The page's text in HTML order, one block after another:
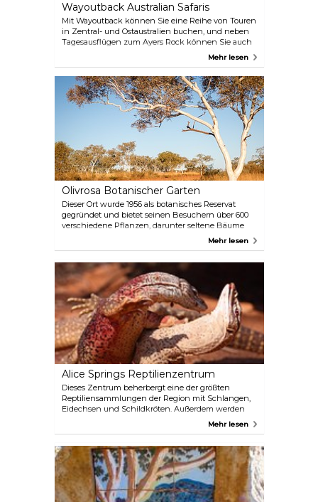
Wayoutback Australian Safaris
Mit Wayoutback können Sie eine Reihe von Touren
in Zentral- und Ostaustralien buchen, und neben
Tagesausflügen zum Ayers Rock können Sie auch
3-7-tägige Touren in verschiedene Regionen mit
Sightseeing bis hin zu Abenteuerwanderungen
buchen. Wählen Sie aus dem breiten Angebot Ihre
persönliche Reise durch Australien, und erleben Sie
dieses interessante Land von seiner schönsten
Mehr lesen
Olivrosa Botanischer Garten
Dieser Ort wurde 1956 als botanisches Reservat
gegründet und bietet seinen Besuchern über 600
verschiedene Pflanzen, darunter seltene Bäume
und Blumen aus der ganzen Region. Genießen Sie
in der Nähe aus, nachdem Sie die faszinierende
australische Natur, Flora und Fauna entdeckt
haben.
Mehr lesen
Alice Springs Reptilienzentrum
Dieses Zentrum beherbergt eine der größten
Reptiliensammlungen der Region mit Schlangen,
Eidechsen und Schildkröten. Außerdem werden
erstaunliche und lehrreiche Krokodil- und
Kreaturen ermöglichen. Der Park ist für alle
Altersgruppen geeignet und bietet Spaß und
Bildung für die ganze Familie.
Mehr lesen